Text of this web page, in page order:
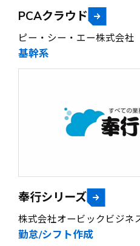
PCAクラウド
ピー・シー・エー株式会社
基幹系
奉行シリーズ
株式会社オービックビジネ
勤怠/シフト作成